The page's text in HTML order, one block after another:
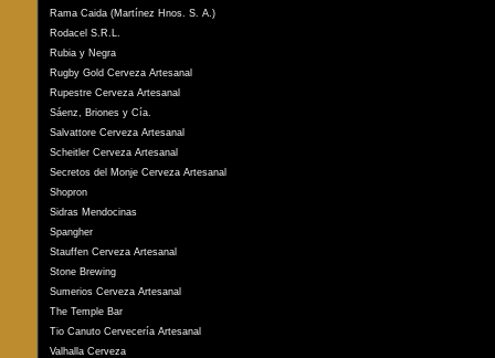
Rama Caida (Martínez Hnos. S. A.)
Rodacel S.R.L.
Rubia y Negra
Rugby Gold Cerveza Artesanal
Rupestre Cerveza Artesanal
Sáenz, Briones y Cía.
Salvattore Cerveza Artesanal
Scheitler Cerveza Artesanal
Secretos del Monje Cerveza Artesanal
Shopron
Sidras Mendocinas
Spangher
Stauffen Cerveza Artesanal
Stone Brewing
Sumerios Cerveza Artesanal
The Temple Bar
Tio Canuto Cervecería Artesanal
Valhalla Cerveza